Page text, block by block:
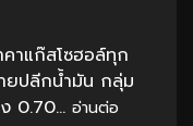
าแก๊สโซฮอล์ทุก
ยปลีกน้ำมัน กลุ่ม
0.70... อ่านต่อ